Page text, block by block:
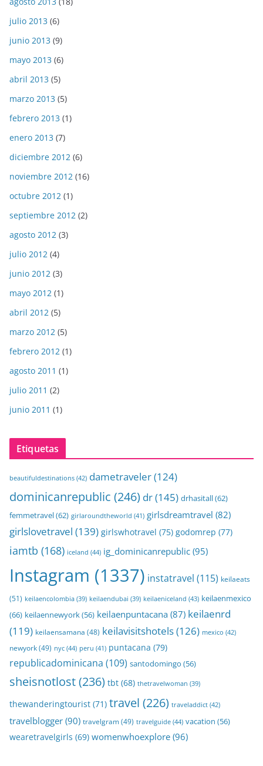
julio 2013 (6)
junio 2013 (9)
mayo 2013 (6)
abril 2013 (5)
marzo 2013 (5)
febrero 2013 (1)
enero 2013 (7)
diciembre 2012 (6)
noviembre 2012 (16)
octubre 2012 (1)
septiembre 2012 (2)
agosto 2012 (3)
julio 2012 (4)
junio 2012 (3)
mayo 2012 (1)
abril 2012 (5)
marzo 2012 (5)
febrero 2012 (1)
agosto 2011 (1)
julio 2011 (2)
junio 2011 (1)
Etiquetas
beautifuldestinations (42) dametraveler(124)
dominicanrepublic (246) dr(145) drhasitall(62)
femmetravel(62) girlaroundtheworld (41) girlsdreamtravel (82)
girlslovetravel (139) girlswhotravel (75) godomrep (77)
iamtb (168) iceland (44) ig_dominicanrepublic (95)
Instagram (1337) instatravel (115) keilaeats
(51) keilaencolombia (39) keilaendubai (39) keilaeniceland (43) keilaenmexico
(66) keilaennewyork(56) keilaenpuntacana (87) keilaenrd
(119) keilaensamana (48) keilavisitshotels(126) mexico (42)
newyork(49) nyc (44) peru (41) puntacana (79)
republicadominicana (109) santodomingo (56)
sheisnotlost(236) tbt (68) thetravelwoman (39)
thewanderingtourist (71) travel (226) traveladdict (42)
travelblogger (90) travelgram(49) travelguide (44) vacation (56)
wearetravelgirls (69) womenwhoexplore(96)